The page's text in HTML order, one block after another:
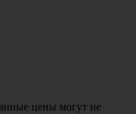
цены могут не